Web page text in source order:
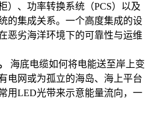
）、功率转换系统（PCS）以及
的集成关系。一个高度集成的设
恶劣海洋环境下的可靠性与运维
海底电缆如何将电能送至岸上变
电网或为孤立的海岛、海上平台
用LED光带来示意能量流向，一